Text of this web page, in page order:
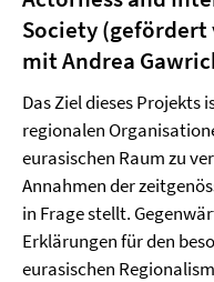
Society (gefördert
mit Andrea
Das Ziel dieses Projekts
regionalen
eurasischen Raum zu
Annahmen der
in Frage stellt.
Erklärungen für den
eurasischen